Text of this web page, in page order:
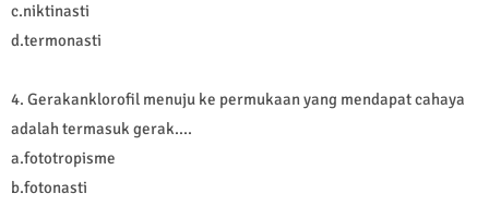
c.niktinasti
d.termonasti
4. Gerakanklorofil menuju ke permukaan yang mendapat cahaya
adalah termasuk gerak....
a.fototropisme
b.fotonasti